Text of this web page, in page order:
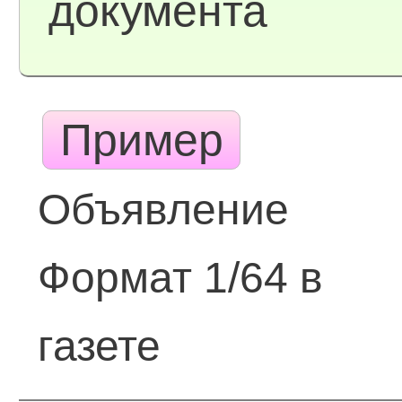
документа
Пример
Объявление
Формат 1/64 в
газете